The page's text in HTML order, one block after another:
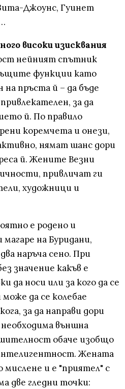
Джоунс, Гуинет
високи изисквания
нейният спътник
функции като
пръста й – да бъде
за да
й. По правило
коремчета и онези,
нямат шанс дори
й. Жените Везни
привличат ги
художници и
е родено и
на Буридани,
наръча сено. При
значение какъв е
да носи или за кого да се
да се колебае
за да направи дори
външна
обаче изобщо
Жената
и е "приятел" с
две гледни точки: